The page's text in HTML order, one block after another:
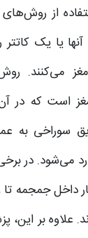
از روش‌های
آنها یا یک
می‌کنند. روش
است که در
می‌شود. در برخی
داخل جمجمه تا
علاوه بر این،